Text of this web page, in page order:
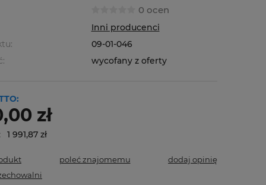
do połączeń z
klimatyzacji
0 ocen
Inni producenci
09-01-046
wycofany z oferty
zł
1 991,87 zł
poleć znajomemu
dodaj opinię